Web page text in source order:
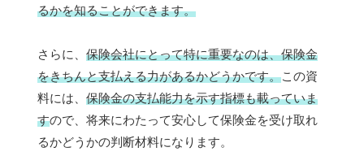
るかを知ることができます。
さらに、 保険会社にとって特に重要なのは、保険金
をきちんと支払える力があるかどうかです。この資
料には、 保険金の支払能力を示す指標も載っていま
すので、将来にわたって安心して保険金を受け取れ
るかどうかの判断材料になります。